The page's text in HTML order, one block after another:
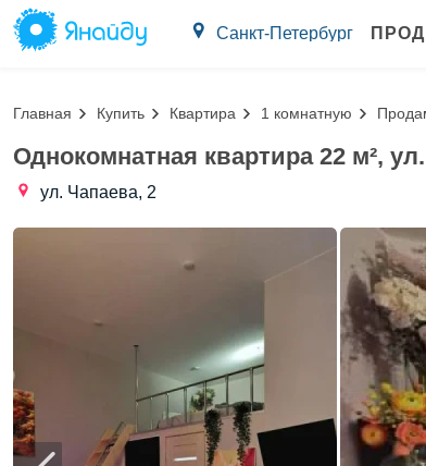
Санкт-Петербург
Главная Купить Квартира 1 комнатную
Однокомнатная квартира 22 м²,
ул. Чапаева, 2